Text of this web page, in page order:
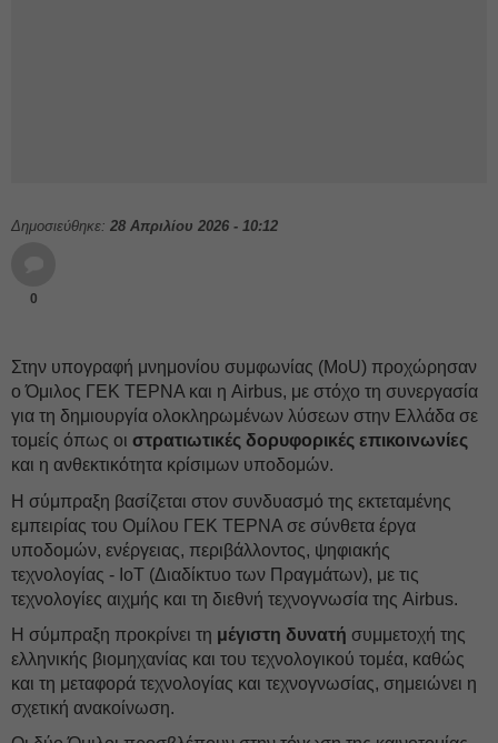
Δημοσιεύθηκε: 28 Απριλίου 2026 - 10:12
0
Στην υπογραφή μνημονίου συμφωνίας (MoU) προχώρησαν
ο Όμιλος ΓΕΚ ΤΕΡΝΑ και η Airbus, με στόχο τη συνεργασία
για τη δημιουργία ολοκληρωμένων λύσεων στην Ελλάδα σε
τομείς όπως οι στρατιωτικές δορυφορικές επικοινωνίες
και η ανθεκτικότητα κρίσιμων υποδομών.
Η σύμπραξη βασίζεται στον συνδυασμό της εκτεταμένης
εμπειρίας του Ομίλου ΓΕΚ ΤΕΡΝΑ σε σύνθετα έργα
υποδομών, ενέργειας, περιβάλλοντος, ψηφιακής
τεχνολογίας - IoT (Διαδίκτυο των Πραγμάτων), με τις
τεχνολογίες αιχμής και τη διεθνή τεχνογνωσία της Airbus.
Η σύμπραξη προκρίνει τη μέγιστη δυνατή συμμετοχή της
ελληνικής βιομηχανίας και του τεχνολογικού τομέα, καθώς
και τη μεταφορά τεχνολογίας και τεχνογνωσίας, σημειώνει η
σχετική ανακοίνωση.